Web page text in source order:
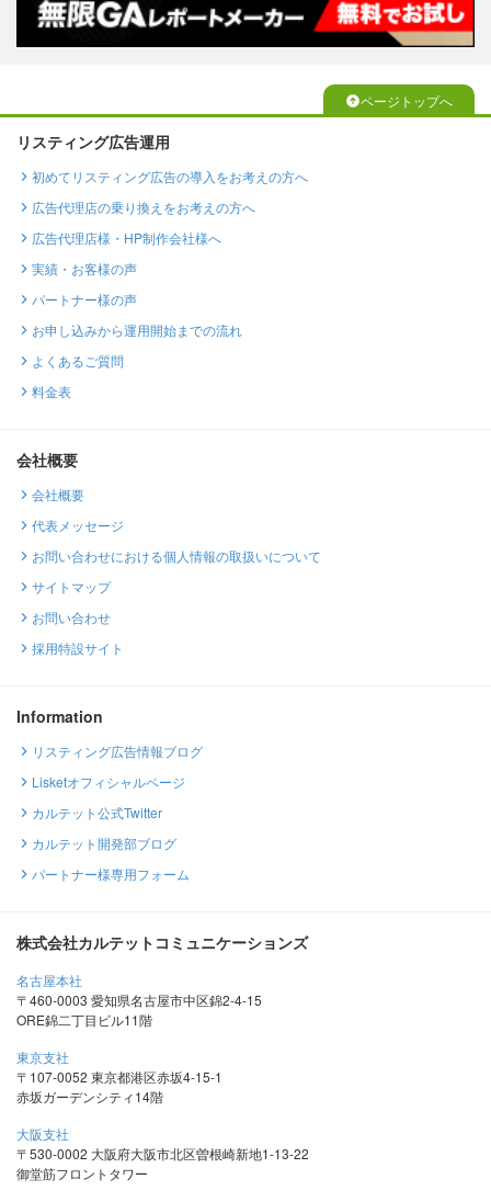
ページトップへ
リスティング広告運用
初めてリスティング広告の導入をお考えの方へ
広告代理店の乗り換えをお考えの方へ
広告代理店様・HP制作会社様へ
実績・お客様の声
パートナー様の声
お申し込みから運用開始までの流れ
よくあるご質問
料金表
会社概要
会社概要
代表メッセージ
お問い合わせにおける個人情報の取扱いについて
サイトマップ
お問い合わせ
採用特設サイト
Information
リスティング広告情報ブログ
Lisketオフィシャルページ
カルテット公式Twitter
カルテット開発部ブログ
パートナー様専用フォーム
株式会社カルテットコミュニケーションズ
名古屋本社
〒460-0003 愛知県名古屋市中区錦2-4-15
ORE錦二丁目ビル11階
東京支社
〒107-0052 東京都港区赤坂4-15-1
赤坂ガーデンシティ14階
大阪支社
〒530-0002 大阪府大阪市北区曽根崎新地1-13-22
御堂筋フロントタワー